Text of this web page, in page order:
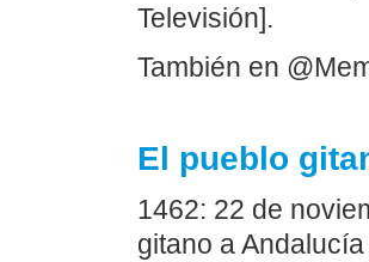
Televisión].
También en
El pueblo
1462: 22 de
gitano a